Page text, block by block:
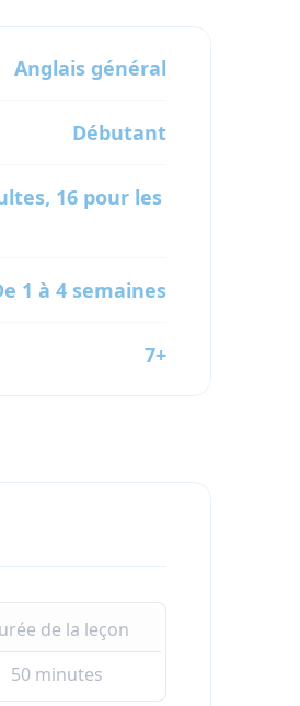
Anglais général
Débutant
16 pour les
1 à 4 semaines
7+
de la leçon
50 minutes